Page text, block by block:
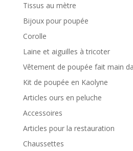
Tissus au mètre
Bijoux pour poupée
Corolle
Laine et aiguilles à tricoter
Vêtement de poupée fait main
Kit de poupée en Kaolyne
Articles ours en peluche
Accessoires
Articles pour la restauration
Chaussettes